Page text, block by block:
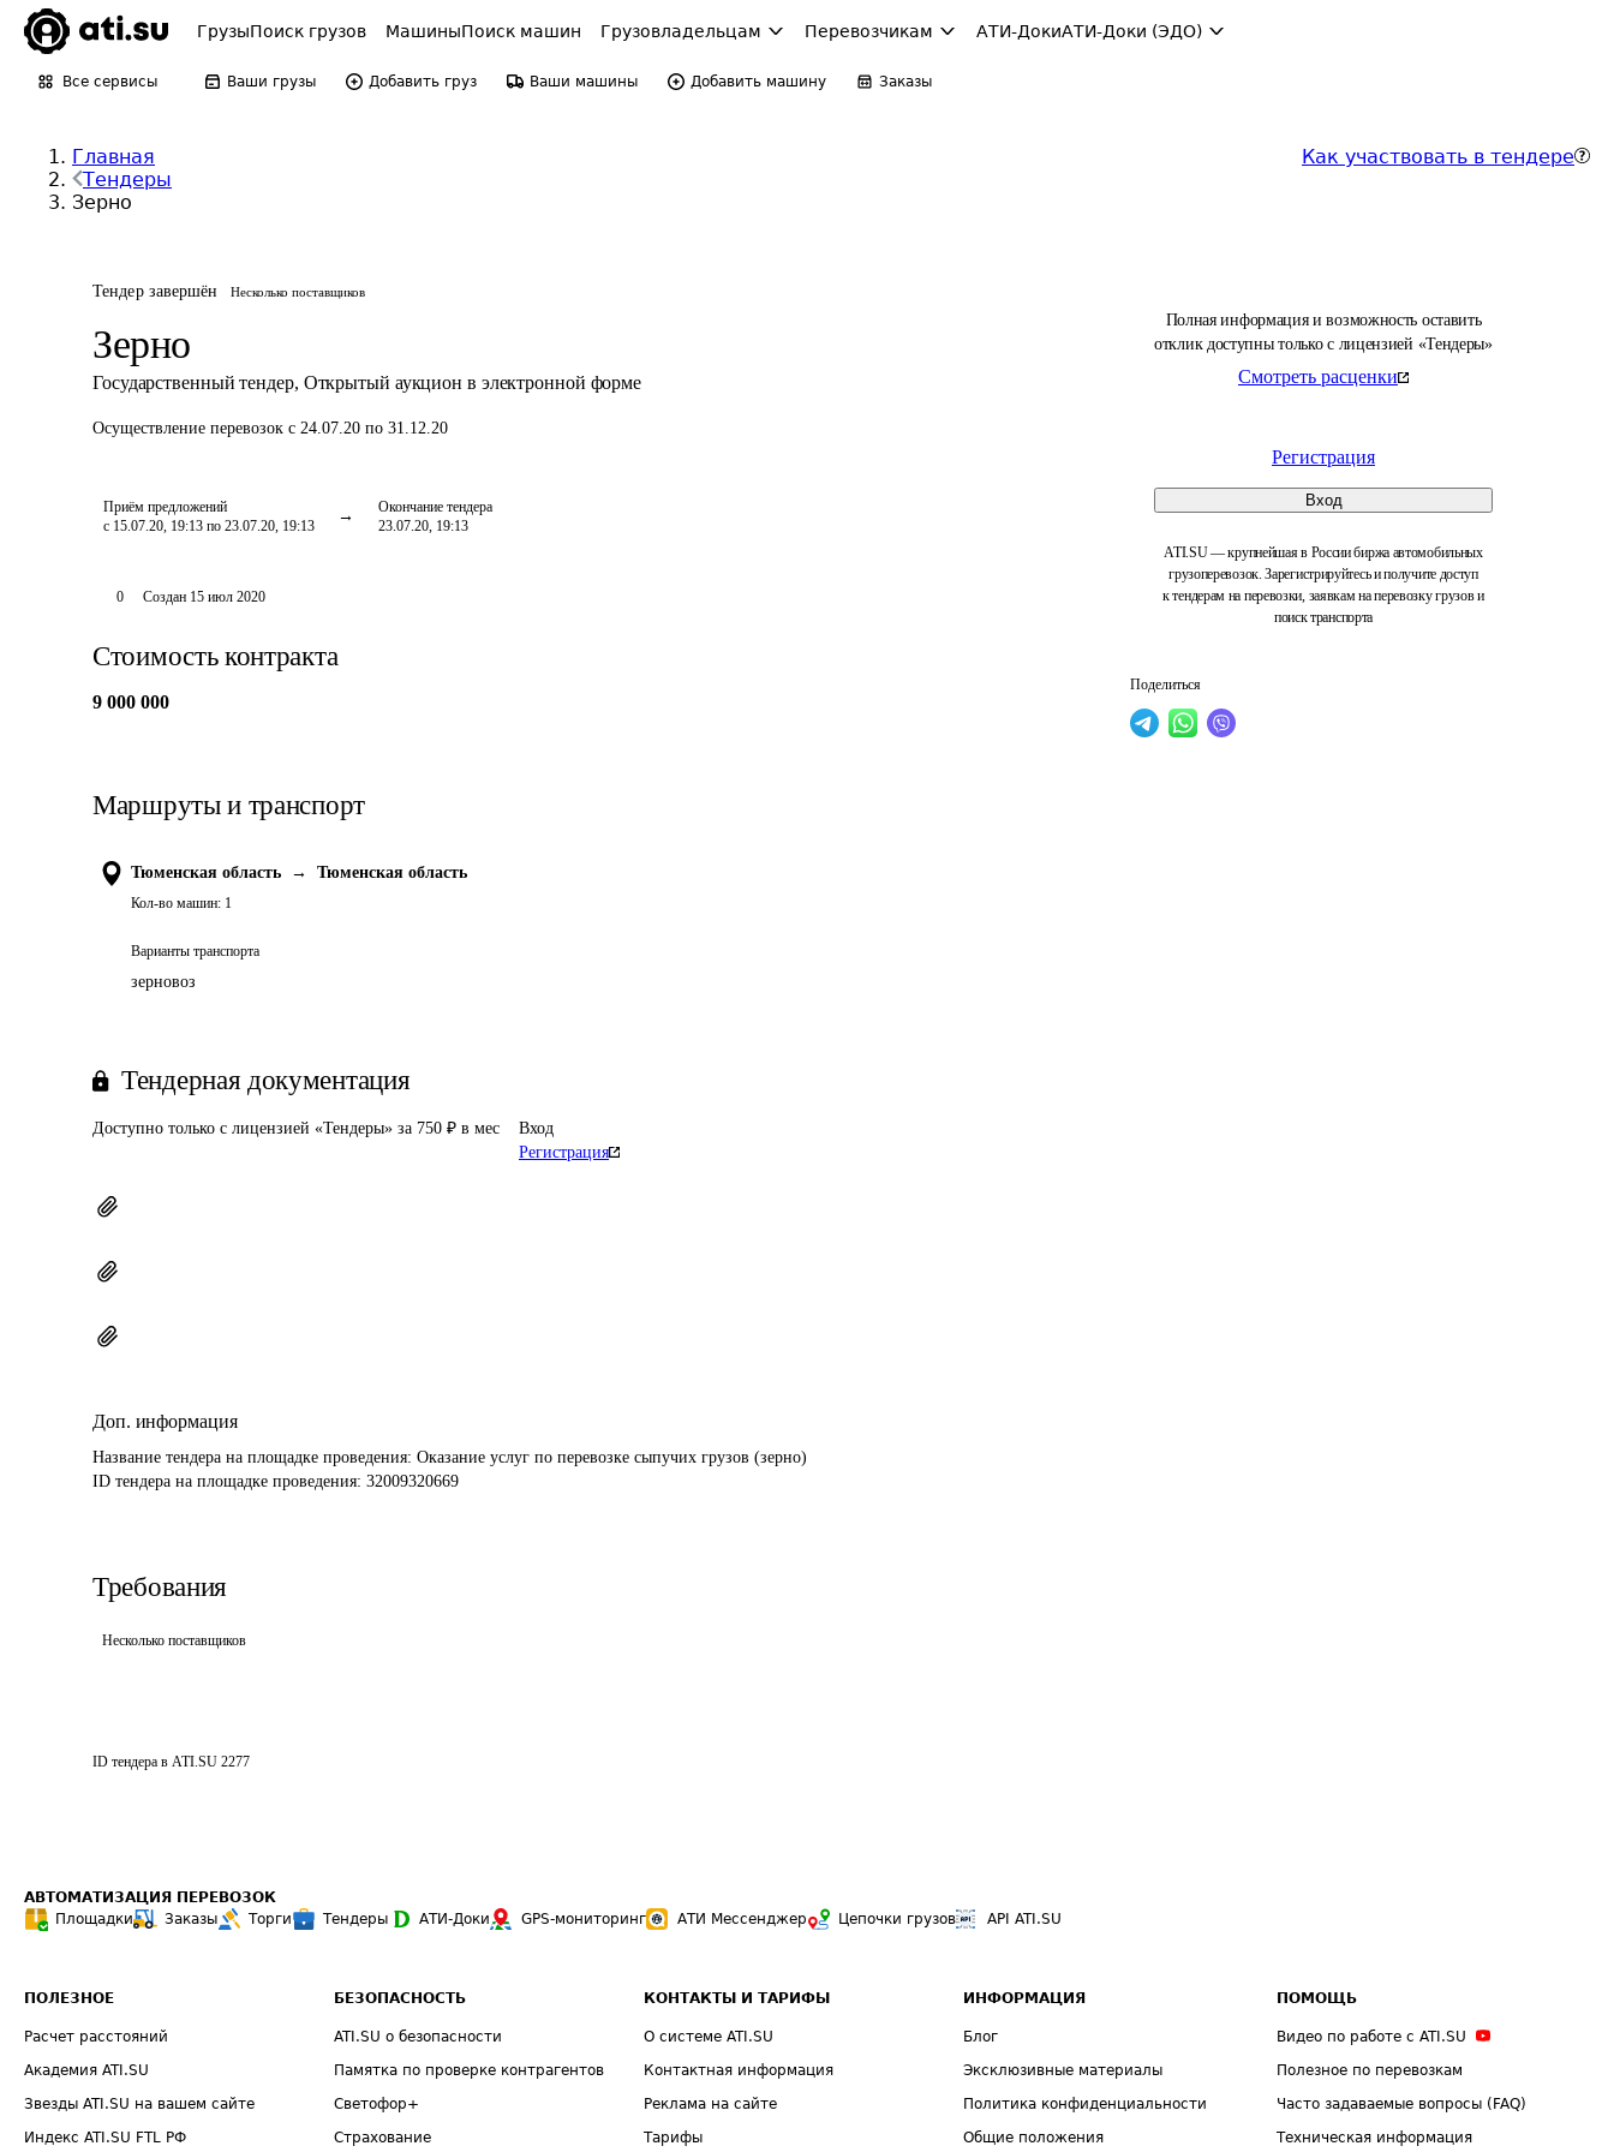
ГрузыПоиск грузов МашиныПоиск машин Грузовладельцам Перевозчикам АТИ-ДокиАТИ-Доки (ЭДО)
Все сервисы Ваши грузы Добавить груз Ваши машины Добавить машину Заказы
Главная
Тендеры
Зерно
Как участвовать в тендере
Тендер завершён Несколько поставщиков
Зерно
Государственный тендер, Открытый аукцион в электронной форме
Осуществление перевозок с 24.07.20 по 31.12.20
Приём предложений
с 15.07.20, 19:13 по 23.07.20, 19:13
Окончание тендера
23.07.20, 19:13
Полная информация и возможность оставить
отклик доступны только с лицензией «Тендеры»
Смотреть расценки
Регистрация
Вход
ATI.SU — крупнейшая в России биржа автомобильных
грузоперевозок. Зарегистрируйтесь и получите доступ
к тендерам на перевозки, заявкам на перевозку грузов и
поиск транспорта
Поделиться
0 Создан 15 июл 2020
Стоимость контракта
9 000 000
Маршруты и транспорт
Тюменская область → Тюменская область
Кол-во машин: 1
Варианты транспорта
зерновоз
Тендерная документация
Доступно только с лицензией «Тендеры» за 750 ₽ в мес
Вход
Регистрация
Доп. информация
Название тендера на площадке проведения: Оказание услуг по перевозке сыпучих грузов (зерно)
ID тендера на площадке проведения: 32009320669
Требования
Несколько поставщиков
ID тендера в ATI.SU 2277
АВТОМАТИЗАЦИЯ ПЕРЕВОЗОК
Площадки
Заказы Торги Тендеры АТИ-Доки GPS-мониторинг АТИ Мессенджер Цепочки грузов API ATI.SU
ПОЛЕЗНОЕ
Расчет расстояний
Академия ATI.SU
Звезды ATI.SU на вашем сайте
Индекс ATI.SU FTL РФ
БЕЗОПАСНОСТЬ
ATI.SU о безопасности
Памятка по проверке контрагентов
Светофор+
Страхование
КОНТАКТЫ И ТАРИФЫ
О системе ATI.SU
Контактная информация
Реклама на сайте
Тарифы
ИНФОРМАЦИЯ
Блог
Эксклюзивные материалы
Политика конфиденциальности
Общие положения
ПОМОЩЬ
Видео по работе с ATI.SU
Полезное по перевозкам
Часто задаваемые вопросы (FAQ)
Техническая информация